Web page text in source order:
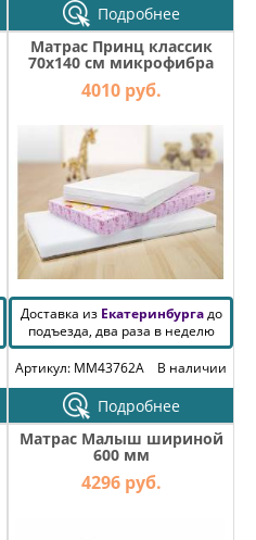
Подробнее
Матрас Принц классик
70х140 см микрофибра
4010 руб.
Доставка из Екатеринбургадо
подъезда, два раза в неделю
Артикул: MM43762A
В наличии
Подробнее
Матрас Малыш шириной
600 мм
4296 руб.